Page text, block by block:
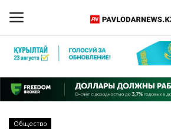
Регистрация
Главная
Общество